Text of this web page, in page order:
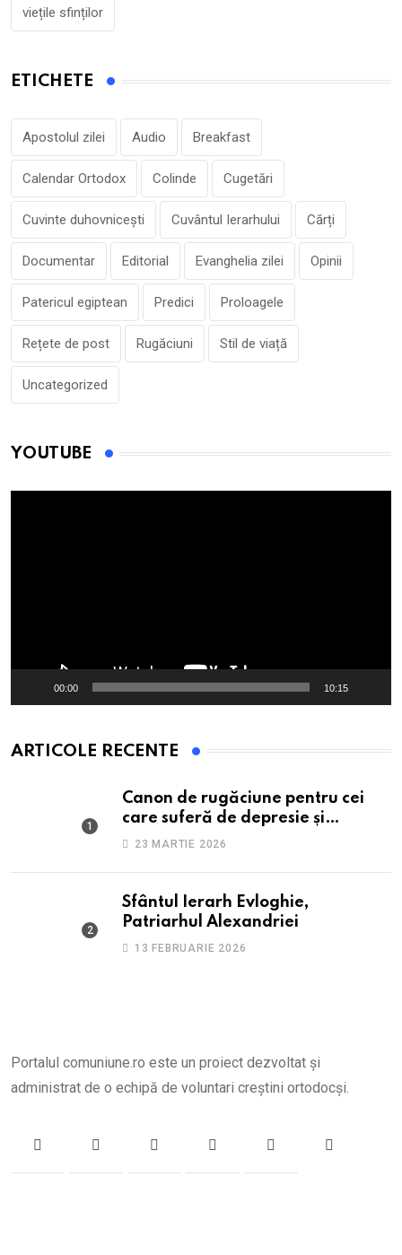
viețile sfinților
ETICHETE
Apostolul zilei Audio Breakfast
Calendar Ortodox Colinde Cugetări
Cuvinte duhovnicești Cuvântul Ierarhului Cărți
Documentar Editorial Evanghelia zilei Opinii
Patericul egiptean Predici Proloagele
Rețete de post Rugăciuni Stil de viață
Uncategorized
YOUTUBE
00:00 10:15
ARTICOLE RECENTE
Canon de rugăciune pentru cei
care suferă de depresie și
anxietate
23 MARTIE 2026
Sfântul Ierarh Evloghie,
Patriarhul Alexandriei
13 FEBRUARIE 2026
Portalul comuniune.ro este un proiect dezvoltat și
administrat de o echipă de voluntari creștini ortodocși.